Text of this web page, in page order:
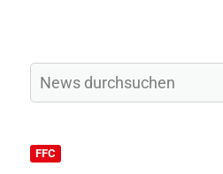
FFC